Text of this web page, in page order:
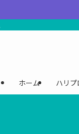
ホーム ハリ